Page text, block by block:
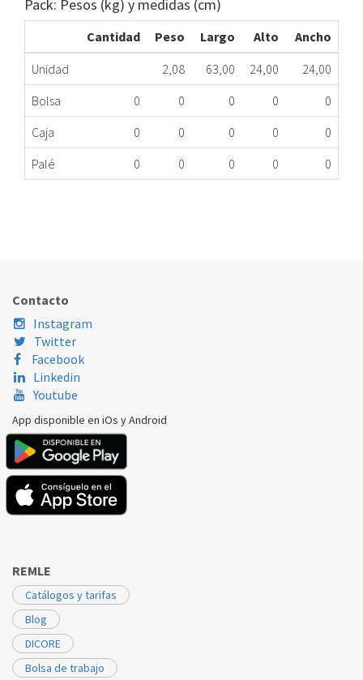
Pack: Pesos (kg) y medidas (cm)
Cantidad Peso Largo Alto
Ancho
Unidad
2,08 63,00 24,00
24,00
Bolsa
0 0 0 0
0
Caja
0 0 0 0
0
Palé
0 0 0 0 0
SAUNIER DUVAL
Contacto
Instagram
Twitter
Facebook
Linkedin
Youtube
App disponible en iOs y Android
REMLE
Catálogos y tarifas
Blog
DICORE
Bolsa de trabajo